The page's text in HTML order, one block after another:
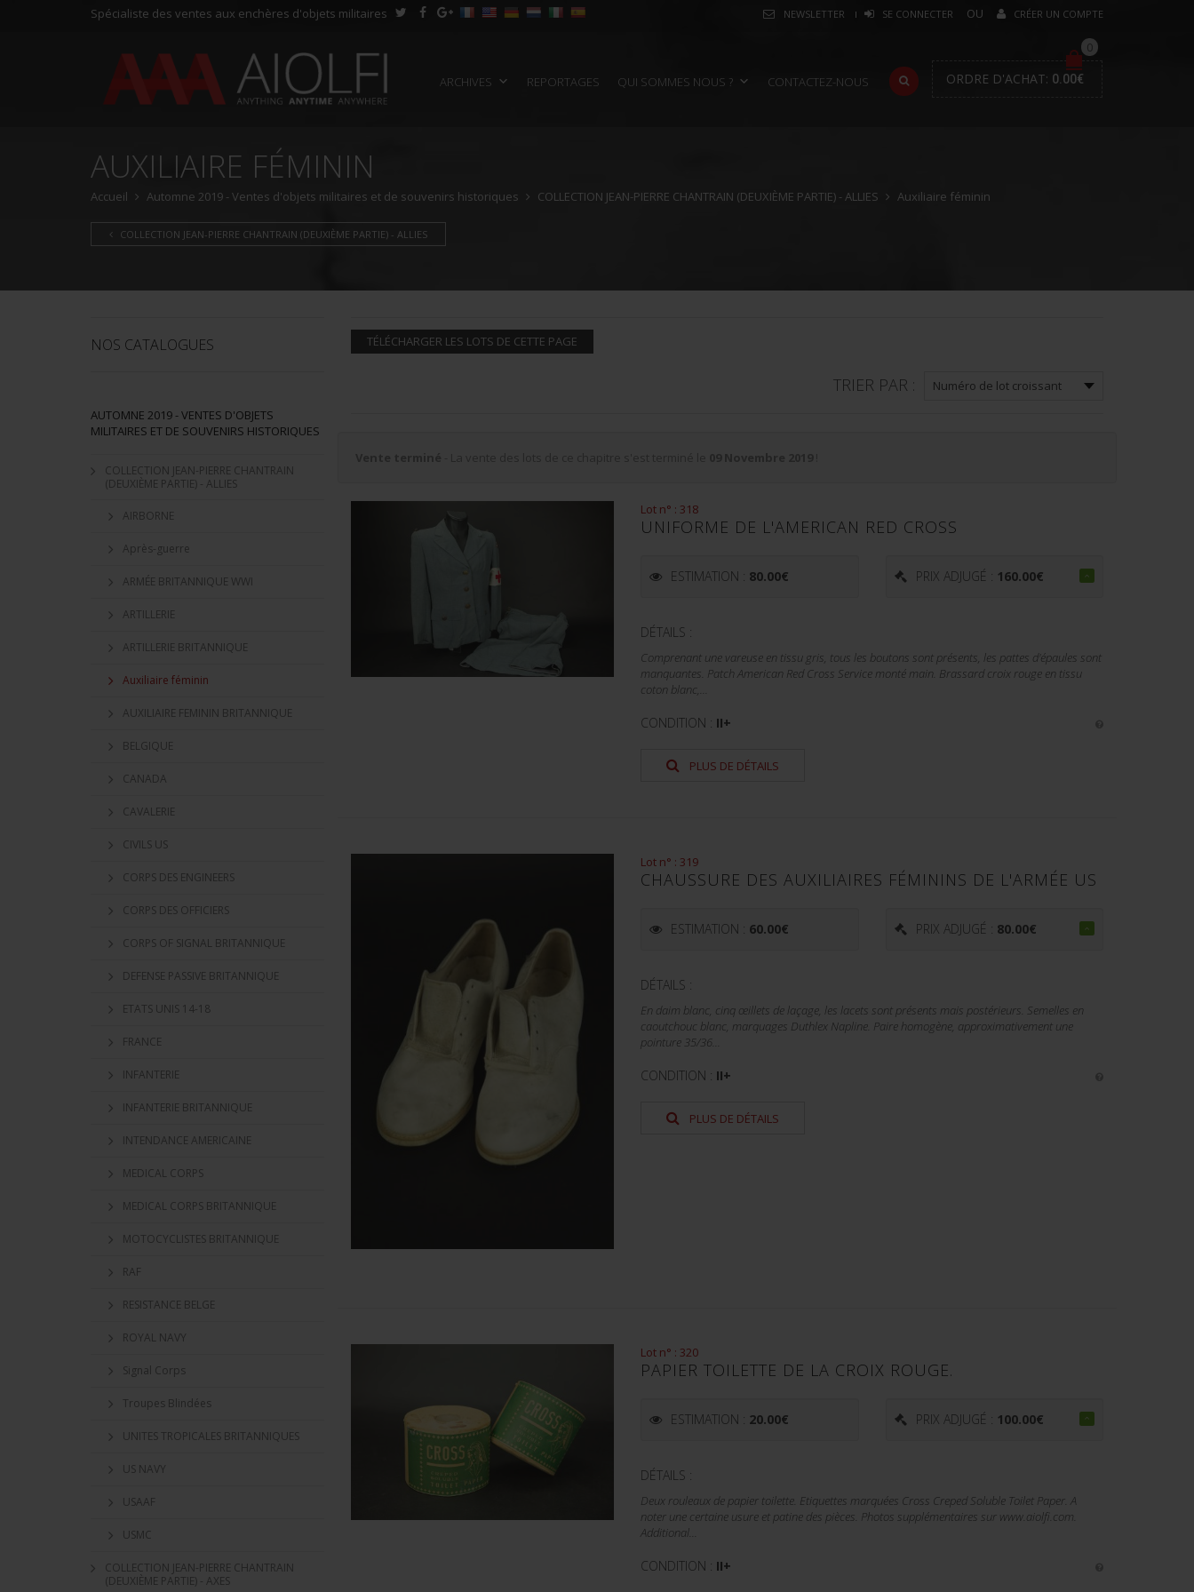
Spécialiste des ventes aux enchères d'objets militaires NEWSLETTER SE CONNECTER CRÉER UN COMPTE
ARCHIVES REPORTAGES QUI SOMMES NOUS ? CONTACTEZ-NOUS
0
ORDRE D'ACHAT: 0.00€
AUXILIAIRE FÉMININ
Accueil Automne 2019 - Ventes d'objets militaires et de souvenirs historiques COLLECTION JEAN-PIERRE CHANTRAIN (DEUXIÈME PARTIE) - ALLIES Auxiliaire féminin
COLLECTION JEAN-PIERRE CHANTRAIN (DEUXIÈME PARTIE) - ALLIES
TÉLÉCHARGER LES LOTS DE CETTE PAGE
TRIER PAR :
Lot n° : 318
UNIFORME DE L'AMERICAN RED CROSS
ESTIMATION : 80.00€ PRIX ADJUGÉ : 160.00€
DÉTAILS :
Comprenant une vareuse en tissu gris, tous les boutons sont présents, les pattes d'épaules sont
manquantes. Patch American Red Cross Service monté main. Brassard croix rouge en tissu
coton blanc,...
CONDITION : II+
PLUS DE DÉTAILS
Lot n° : 319
CHAUSSURE DES AUXILIAIRES FÉMININS DE L'ARMÉE US
ESTIMATION : 60.00€ PRIX ADJUGÉ : 80.00€
DÉTAILS :
En daim blanc, cinq œillets de laçage, les lacets sont présents mais postérieurs. Semelles en
caoutchouc blanc, marquages Duthlex Napline. Paire homogène, approximativement une
pointure 35/36...
CONDITION : II+
PLUS DE DÉTAILS
Lot n° : 320
PAPIER TOILETTE DE LA CROIX ROUGE.
ESTIMATION : 20.00€ PRIX ADJUGÉ : 100.00€
DÉTAILS :
Deux rouleaux de papier toilette. Etiquettes marquées Cross Creped Soluble Toilet Paper. A
noter une certaine usure et patine des pièces. Photos supplémentaires sur www.aiolfi.com.
Additional...
CONDITION : II+
NOS CATALOGUES
AUTOMNE 2019 - VENTES D'OBJETS
MILITAIRES ET DE SOUVENIRS HISTORIQUES
COLLECTION JEAN-PIERRE CHANTRAIN
(DEUXIÈME PARTIE) - ALLIES
AIRBORNE
Après-guerre
ARMÉE BRITANNIQUE WWI
ARTILLERIE
ARTILLERIE BRITANNIQUE
Auxiliaire féminin
AUXILIAIRE FEMININ BRITANNIQUE
BELGIQUE
CANADA
CAVALERIE
CIVILS US
CORPS DES ENGINEERS
CORPS DES OFFICIERS
CORPS OF SIGNAL BRITANNIQUE
DEFENSE PASSIVE BRITANNIQUE
ETATS UNIS 14-18
FRANCE
INFANTERIE
INFANTERIE BRITANNIQUE
INTENDANCE AMERICAINE
MEDICAL CORPS
MEDICAL CORPS BRITANNIQUE
MOTOCYCLISTES BRITANNIQUE
RAF
RESISTANCE BELGE
ROYAL NAVY
Signal Corps
Troupes Blindées
UNITES TROPICALES BRITANNIQUES
US NAVY
USAAF
USMC
COLLECTION JEAN-PIERRE CHANTRAIN
(DEUXIÈME PARTIE) - AXES